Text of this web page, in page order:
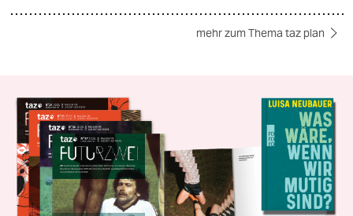
mehr zum Thema taz plan